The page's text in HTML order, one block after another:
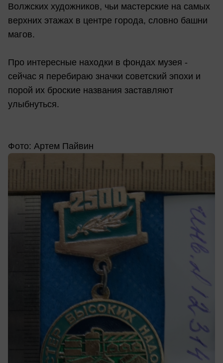
Волжских художников, чьи мастерские на самых
верхних этажах в центре города, словно башни
магов.
Про интересные находки в фондах музея -
сейчас я перебираю значки советский эпохи и
порой их броские названия заставляют
улыбнуться.
Фото: Артем Пайвин